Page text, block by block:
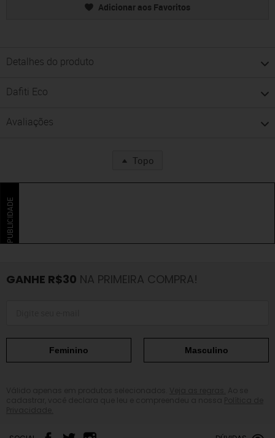
Adicionar aos Favoritos
Detalhes do produto
Dafiti Eco
Avaliações
Topo
PUBLICIDADE
GANHE R$30 NA PRIMEIRA COMPRA!
Feminino Masculino